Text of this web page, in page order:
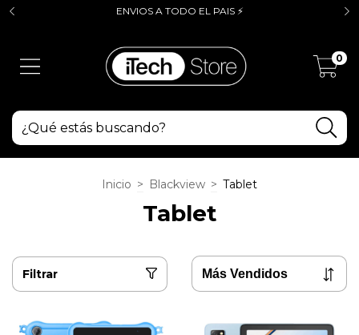
ENVIOS A TODO EL PAIS ⚡
0
Inicio > Blackview > Tablet
Tablet
Filtrar